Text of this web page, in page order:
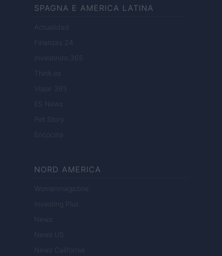
SPAGNA E AMERICA LATINA
Actualidad
Finanzas 24
Investindo 365
Think.es
Viajar 365
ES Newz
Pet Story
Encocina
NORD AMERICA
Womanmagazine
Investing Plus
Newz
Newz US
Newz California